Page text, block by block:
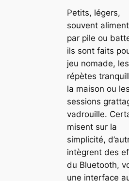
Petits, légers,
souvent
par pile ou
ils sont faits
jeu nomade, les
répètes
la maison ou les
sessions
vadrouille.
misent sur la
simplicité,
intègrent des
du Bluetooth,
une interface